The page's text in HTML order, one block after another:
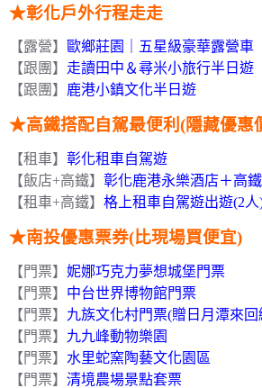
★彰化戶外行程走走
【露營】
歐鄉莊園｜五星級豪華露營車
【跟團】 走讀田中＆尋米小旅行半日遊
【跟團】 鹿港小鎮文化半日遊
★高鐵搭配自駕最便利(隱藏優惠
【租車】 彰化租車自駕遊
【飯店+高鐵】 彰化鹿港永樂酒店＋高
【租車+高鐵】 格上租車自駕遊出遊(2
★南投優惠票券(比現場買便宜)
【門票】 妮娜巧克力夢想城堡門票
【門票】 中台世界博物館門票
【門票】 九族文化村門票(贈日月潭來回
【門票】 九九峰動物樂園
【門票】 水里蛇窯陶藝文化園區
【門票】 清境農場景點套票